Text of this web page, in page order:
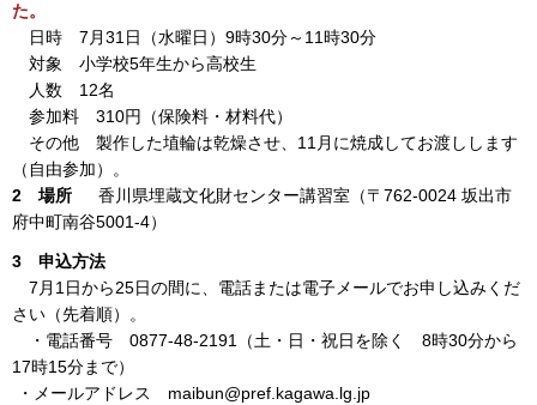
た。
日時 7月31日（水曜日）9時30分～11時30分
対象 小学校5年生から高校生
人数 12名
参加料 310円（保険料・材料代）
その他 製作した埴輪は乾燥させ、11月に焼成してお渡しします
（自由参加）。
2 場所
香川県埋蔵文化財センター講習室（〒762-0024 坂出市
府中町南谷5001-4）
3 申込方法
7月1日から25日の間に、電話または電子メールでお申し込みくだ
さい（先着順）。
・電話番号 0877-48-2191（土・日・祝日を除く 8時30分から
17時15分まで）
・メールアドレス maibun@pref.kagawa.lg.jp